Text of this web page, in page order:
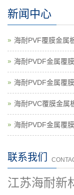
新闻中心
海耐PVF覆膜金属
海耐PVDF金属覆
海耐PVDF金属覆
海耐PVC覆膜金属
海耐PVDF金属覆
联系我们
江苏海耐新